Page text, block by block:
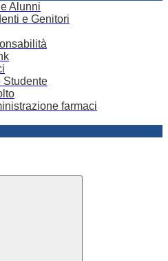
Alunni
e Genitori
Studente
farmaci